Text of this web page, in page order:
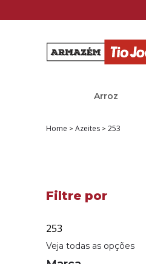
Arroz
Home Azeites 253
253
Veja todas as opções